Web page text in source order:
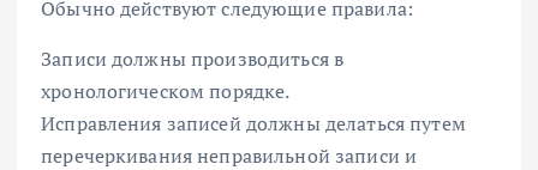
Обычно действуют следующие правила:
Записи должны производиться в
хронологическом порядке.
Исправления записей должны делаться путем
перечеркивания неправильной записи и